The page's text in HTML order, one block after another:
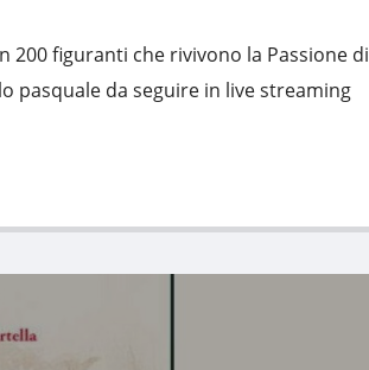
200 figuranti che rivivono la Passione di
pasquale da seguire in live streaming